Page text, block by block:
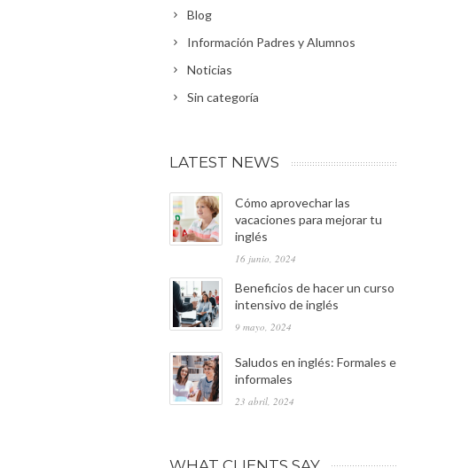
Blog
Información Padres y Alumnos
Noticias
Sin categoría
LATEST NEWS
Cómo aprovechar las
vacaciones para mejorar tu
inglés
16 junio, 2024
Beneficios de hacer un curso
intensivo de inglés
9 mayo, 2024
Saludos en inglés: Formales e
informales
23 abril, 2024